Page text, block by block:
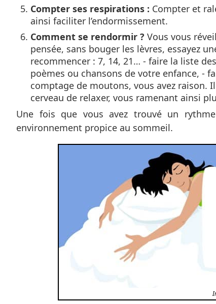
Compter ses respirations : Compter et
ainsi faciliter l’endormissement.
Comment se rendormir ? Vous vous
pensée, sans bouger les lèvres, essayez
recommencer : 7, 14, 21… - faire la liste
poèmes ou chansons de votre enfance, -
comptage de moutons, vous avez raison.
cerveau de relaxer, vous ramenant ainsi
Une fois que vous avez trouvé un
environnement propice au sommeil.